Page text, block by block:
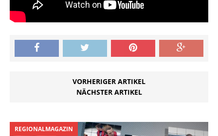
VORHERIGER ARTIKEL
NÄCHSTER ARTIKEL
REGIONALMAGAZIN